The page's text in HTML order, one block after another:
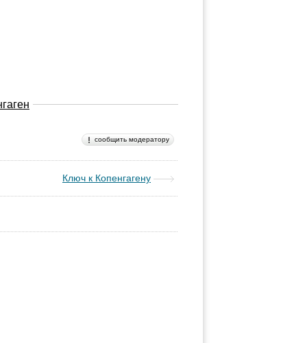
сообщить модератору
Ключ к Копенгагену